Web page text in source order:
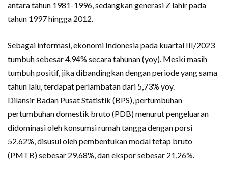
antara tahun 1981-1996, sedangkan generasi Z lahir pada
tahun 1997 hingga 2012.
Sebagai informasi, ekonomi Indonesia pada kuartal III/2023
tumbuh sebesar 4,94% secara tahunan (yoy). Meski masih
tumbuh positif, jika dibandingkan dengan periode yang sama
tahun lalu, terdapat perlambatan dari 5,73% yoy.
Dilansir Badan Pusat Statistik (BPS), pertumbuhan
pertumbuhan domestik bruto (PDB) menurut pengeluaran
didominasi oleh konsumsi rumah tangga dengan porsi
52,62%, disusul oleh pembentukan modal tetap bruto
(PMTB) sebesar 29,68%, dan ekspor sebesar 21,26%.